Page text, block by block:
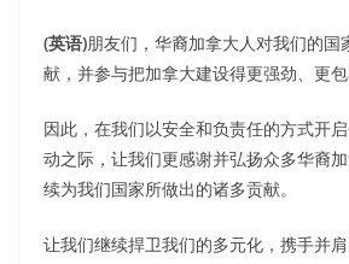
(英语)朋友们，华裔加拿大人对我们的国
献，并参与把加拿大建设得更强劲、更包
因此，在我们以安全和负责任的方式开
动之际，让我们更感谢并弘扬众多华裔
续为我们国家所做出的诸多贡献。
让我们继续捍卫我们的多元化，携手并肩